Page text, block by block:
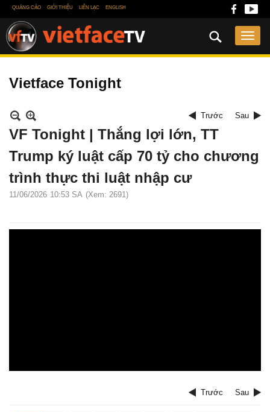
QUẢNG CÁO GIỚI THIỆU LIÊN LẠC ENGLISH
Vietface Tonight
Trước Sau
VF Tonight | Thắng lợi lớn, TT
Trump ký luật cấp 70 tỷ cho chương
trình thực thi luật nhập cư
11/06/2026 10:53 SA (Xem: 2691)
Trước Sau